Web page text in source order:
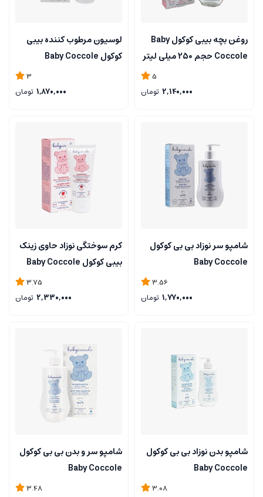
روغن بچه بیبی کوکول Baby
Coccole حجم 250 میلی لیتر
5
2,140,000 تومان
لوسیون مرطوب کننده بیبی
کوکول Baby Coccole
3
1,870,000 تومان
شامپو سر نوزاد بی بی کوکول
Baby Coccole
3.56
1,770,000 تومان
کرم سوختگی نوزاد حاوی زینک
بیبی کوکول Baby Coccole
3.75
2,330,000 تومان
شامپو بدن نوزاد بی بی کوکول
Baby Coccole
3.08
شامپو سر و بدن بی بی کوکول
Baby Coccole
3.48